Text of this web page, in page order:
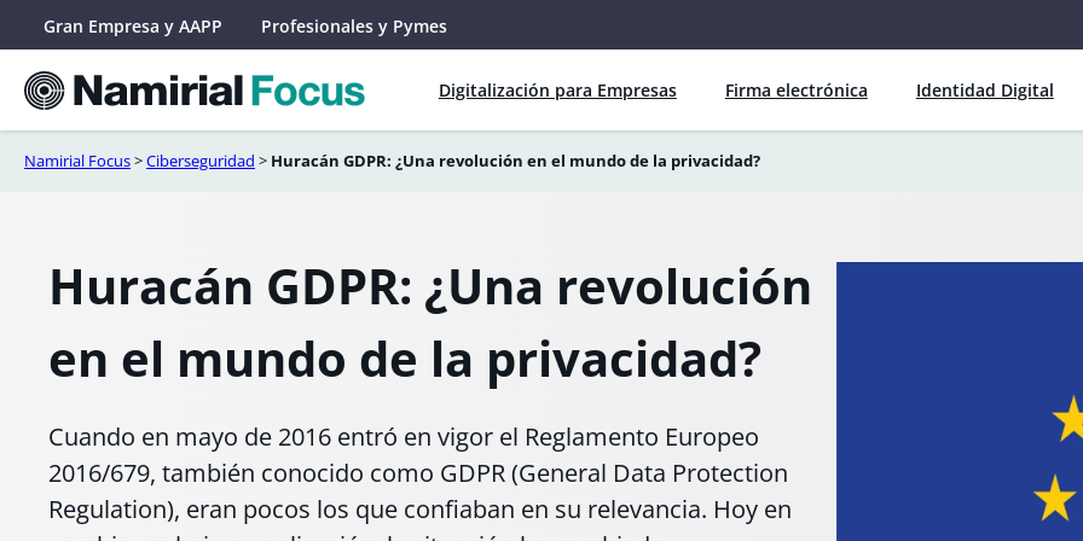
contenido
Gran Empresa y AAPP Profesionales y Pymes
Digitalización para Empresas Firma electrónica Identidad Digital
Namirial Focus>Ciberseguridad > Huracán GDPR: ¿Una revolución en el mundo de la privacidad?
Huracán GDPR: ¿Una revolución
en el mundo de la privacidad?
Cuando en mayo de 2016 entró en vigor el Reglamento Europeo
2016/679, también conocido como GDPR (General Data Protection
Regulation), eran pocos los que confiaban en su relevancia. Hoy en